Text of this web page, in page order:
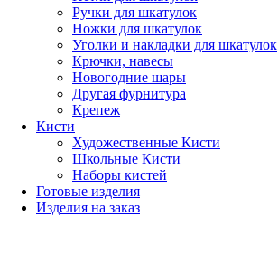
Ручки для шкатулок
Ножки для шкатулок
Уголки и накладки для шкатулок
Крючки, навесы
Новогодние шары
Другая фурнитура
Крепеж
Кисти
Художественные Кисти
Школьные Кисти
Наборы кистей
Готовые изделия
Изделия на заказ